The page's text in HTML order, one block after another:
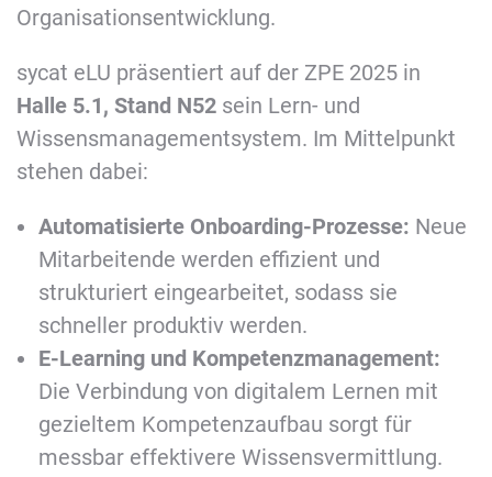
Organisationsentwicklung.
sycat eLU präsentiert auf der ZPE 2025 in
Halle 5.1, Stand N52 sein Lern- und
Wissensmanagementsystem. Im Mittelpunkt
stehen dabei:
Automatisierte Onboarding-Prozesse: Neue
Mitarbeitende werden effizient und
strukturiert eingearbeitet, sodass sie
schneller produktiv werden.
E-Learning und Kompetenzmanagement:
Die Verbindung von digitalem Lernen mit
gezieltem Kompetenzaufbau sorgt für
messbar effektivere Wissensvermittlung.